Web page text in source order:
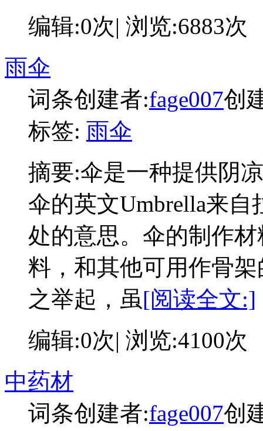
编辑:0次| 浏览:6883次
雨伞
词条创建者:fage007创
标签: 雨伞
摘要:伞是一种提供阴
伞的英文Umbrella来
处的意思。伞的制作
料，和其他可用作骨
之举起，虽[阅读全文:]
编辑:0次| 浏览:4100次
中药材
词条创建者:fage007创